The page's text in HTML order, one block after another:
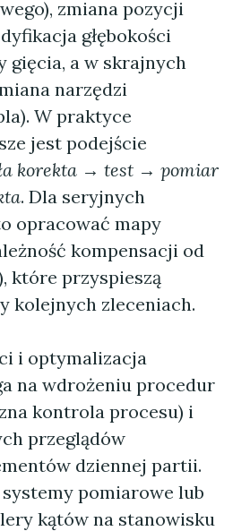
zmiana pozycji
głębokości
gięcia, a w skrajnych
narzędzi
W praktyce
jest podejście
korekta → test → pomiar
. Dla seryjnych
opracować mapy
kompensacji od
które przyspieszą
kolejnych zleceniach.
i optymalizacja
na wdrożeniu procedur
kontrola procesu) i
przeglądów
dziennej partii.
pomiarowe lub
kątów na stanowisku